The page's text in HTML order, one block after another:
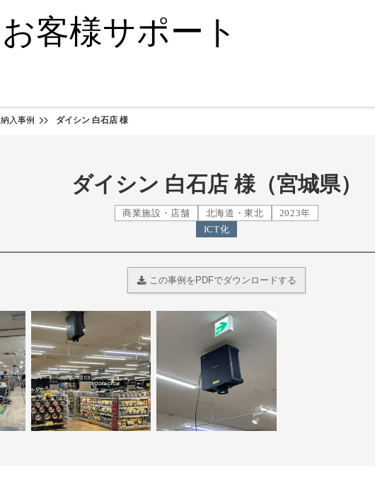
お客様サポート
納入事例 ダイシン 白石店 様
ダイシン 白石店 様（宮城県）
商業施設・店舗 北海道・東北
2023年
ICT化
この事例をPDFでダウンロードする